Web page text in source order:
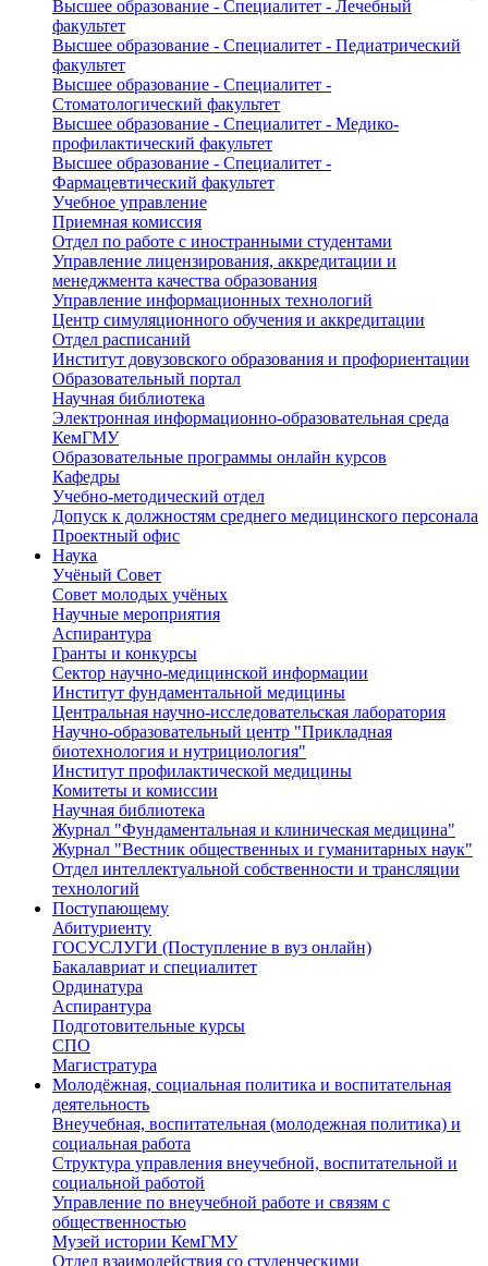
Высшее образование - Специалитет - Лечебный
факультет
Высшее образование - Специалитет - Педиатрический
факультет
Высшее образование - Специалитет -
Стоматологический факультет
Высшее образование - Специалитет - Медико-
профилактический факультет
Высшее образование - Специалитет -
Фармацевтический факультет
Учебное управление
Приемная комиссия
Отдел по работе с иностранными студентами
Управление лицензирования, аккредитации и
менеджмента качества образования
Управление информационных технологий
Центр симуляционного обучения и аккредитации
Отдел расписаний
Институт довузовского образования и профориентации
Образовательный портал
Научная библиотека
Электронная информационно-образовательная среда
КемГМУ
Образовательные программы онлайн курсов
Кафедры
Учебно-методический отдел
Допуск к должностям среднего медицинского персонала
Проектный офис
Наука
Учёный Cовет
Совет молодых учёных
Научные мероприятия
Аспирантура
Гранты и конкурсы
Сектор научно-медицинской информации
Институт фундаментальной медицины
Центральная научно-исследовательская лаборатория
Научно-образовательный центр "Прикладная
биотехнология и нутрициология"
Институт профилактической медицины
Комитеты и комиссии
Научная библиотека
Журнал "Фундаментальная и клиническая медицина"
Журнал "Вестник общественных и гуманитарных наук"
Отдел интеллектуальной собственности и трансляции
технологий
Поступающему
Абитуриенту
ГОСУСЛУГИ (Поступление в вуз онлайн)
Бакалавриат и специалитет
Ординатура
Аспирантура
Подготовительные курсы
СПО
Магистратура
Молодёжная, социальная политика и воспитательная
деятельность
Внеучебная, воспитательная (молодежная политика) и
социальная работа
Структура управления внеучебной, воспитательной и
социальной работой
Управление по внеучебной работе и связям с
общественностью
Музей истории КемГМУ
Отдел взаимодействия со студенческими